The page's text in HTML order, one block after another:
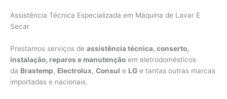
Assistência Técnica Especializada em Máquina de Lavar E
Secar
Prestamos serviços de assistência técnica, conserto,
instalação, reparos e manutenção em eletrodomésticos
da Brastemp, Electrolux, Consul e LG e tantas outras marcas
importadas e nacionais.